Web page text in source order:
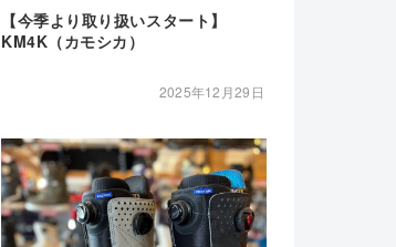
【今季より取り扱いスタート】
KM4K（カモシカ）
2025年12月29日